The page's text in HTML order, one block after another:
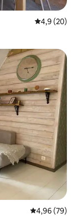
4,9 de uma
4,9 (20)
4,96 de uma
4,96 (79)